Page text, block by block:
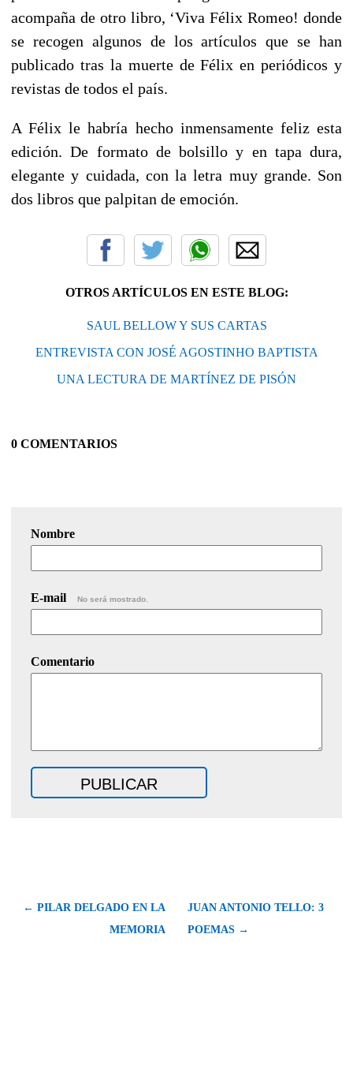
acompaña de otro libro, ‘Viva Félix Romeo! donde
se recogen algunos de los artículos que se han
publicado tras la muerte de Félix en periódicos y
revistas de todos el país.
A Félix le habría hecho inmensamente feliz esta
edición. De formato de bolsillo y en tapa dura,
elegante y cuidada, con la letra muy grande. Son
dos libros que palpitan de emoción.
OTROS ARTÍCULOS EN ESTE BLOG:
SAUL BELLOW Y SUS CARTAS
ENTREVISTA CON JOSÉ AGOSTINHO BAPTISTA
UNA LECTURA DE MARTÍNEZ DE PISÓN
0 COMENTARIOS
Nombre
E-mail No será mostrado.
Comentario
← PILAR DELGADO EN LA
MEMORIA
JUAN ANTONIO TELLO: 3
POEMAS →